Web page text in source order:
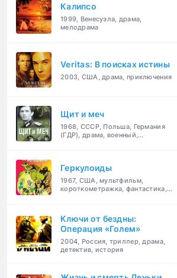
Калипсо
1999, Венесуэла, драма,
мелодрама
Veritas: В поисках истины
2003, США, драма, приключения
Щит и меч
1968, СССР, Польша, Германия
(ГДР), драма, военный,
Геркулоиды
1967, США, мультфильм,
короткометражка, фантастика,
Ключи от бездны:
Операция «Голем»
2004, Россия, триллер, драма,
детектив, история